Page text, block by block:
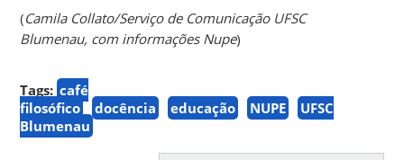
(Camila Collato/Serviço de Comunicação UFSC
Blumenau, com informações Nupe)
Tags: café
filosófico
docência educação NUPE
UFSC
Blumenau